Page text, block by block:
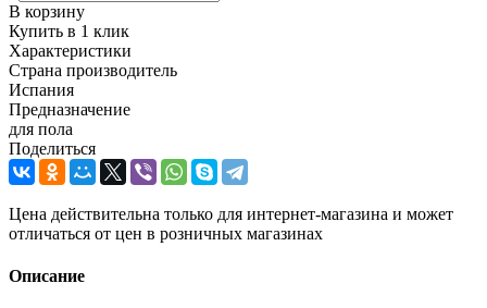
В корзину
Купить в 1 клик
Характеристики
Страна производитель
Испания
Предназначение
для пола
Поделиться
Цена действительна только для интернет-магазина и может
отличаться от цен в розничных магазинах
Описание